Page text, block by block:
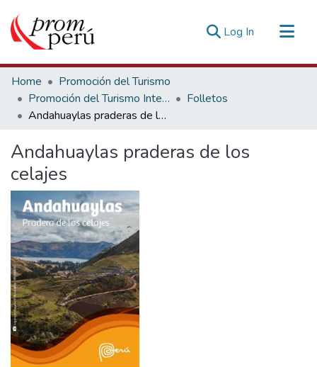
Log In (current)
Communities & Collections
All of DSpace
Statistics
Home
Promoción del Turismo
Promoción del Turismo Interno
Folletos
Andahuaylas praderas de los celajes
Andahuaylas praderas de los
celajes